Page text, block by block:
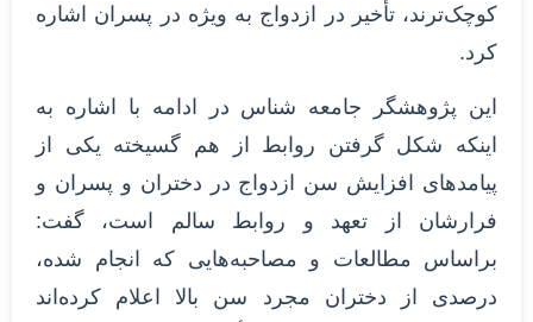
کوچک‌ترند، تأخیر در ازدواج به ویژه در پسران اشاره
کرد.
این پژوهشگر جامعه شناس در ادامه با اشاره به
اینکه شکل گرفتن روابط از هم گسیخته یکی از
پیامدهای افزایش سن ازدواج در دختران و پسران و
فرارشان از تعهد و روابط سالم است، گفت:
براساس مطالعات و مصاحبه‌هایی که انجام شده،
درصدی از دختران مجرد سن بالا اعلام کرده‌اند